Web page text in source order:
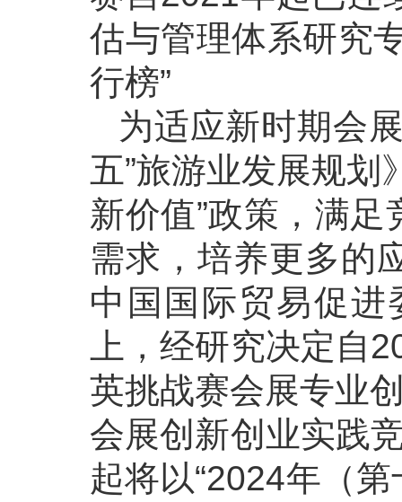
估与管理体系研究
行榜”
为适应新时期会
五”旅游业发展规划
新价值”政策，满
需求，培养更多的
中国国际贸易促
上，经研究决定自
英挑战赛会展专业
会展创新创业实践
起将以“2024年（